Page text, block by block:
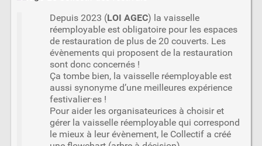
Depuis 2023 (LOI AGEC) la vaisselle
réemployable est obligatoire pour les espaces
de restauration de plus de 20 couverts. Les
évènements qui proposent de la restauration
sont donc concernés !
Ça tombe bien, la vaisselle réemployable est
aussi synonyme d’une meilleures expérience
festivalier·es !
Pour aider les organisateurices à choisir et
gérer la vaisselle réemployable qui correspond
le mieux à leur évènement, le Collectif a créé